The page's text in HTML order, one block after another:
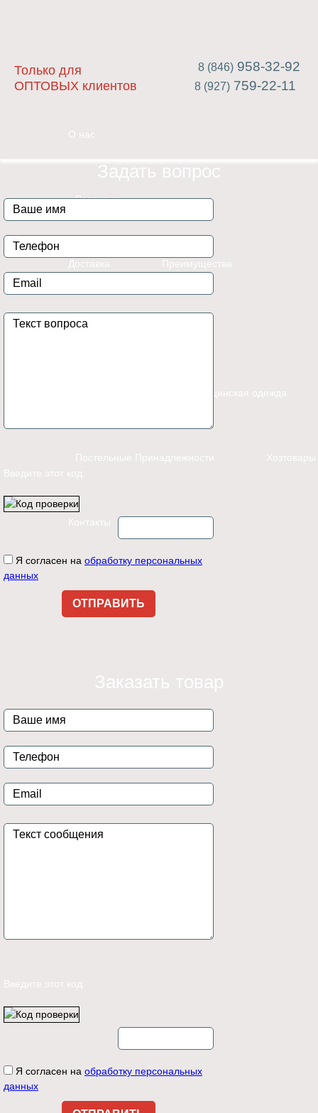
Только для
ОПТОВЫХ клиентов
8 (846) 958-32-92
8 (927) 759-22-11
О нас
Вакансии
Доставка Преимущества
Каталог
Медицинская одежда
Постельные Принадлежности Хозтовары
Контакты
Задать вопрос
Введите этот код:
Я согласен на обработку персональных
данных
Заказать товар
Введите этот код:
Я согласен на обработку персональных
данных